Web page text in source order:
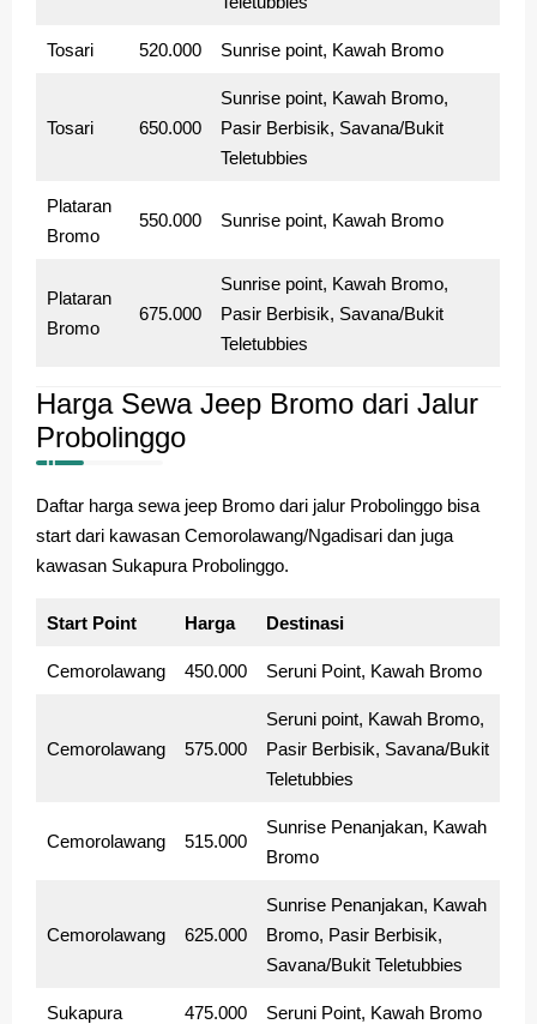
Tosari 520.000 Sunrise point, Kawah Bromo
Tosari 650.000
Sunrise point, Kawah Bromo,
Pasir Berbisik, Savana/Bukit
Teletubbies
Plataran
Bromo
550.000 Sunrise point, Kawah Bromo
Plataran
Bromo
675.000
Sunrise point, Kawah Bromo,
Pasir Berbisik, Savana/Bukit
Teletubbies
Harga Sewa Jeep Bromo dari Jalur
Probolinggo
Daftar harga sewa jeep Bromo dari jalur Probolinggo bisa
start dari kawasan Cemorolawang/Ngadisari dan juga
kawasan Sukapura Probolinggo.
Start Point Harga Destinasi
Cemorolawang 450.000 Seruni Point, Kawah Bromo
Cemorolawang 575.000
Seruni point, Kawah Bromo,
Pasir Berbisik, Savana/Bukit
Teletubbies
Cemorolawang 515.000
Sunrise Penanjakan, Kawah
Bromo
Cemorolawang 625.000
Sunrise Penanjakan, Kawah
Bromo, Pasir Berbisik,
Savana/Bukit Teletubbies
Sukapura 475.000 Seruni Point, Kawah Bromo